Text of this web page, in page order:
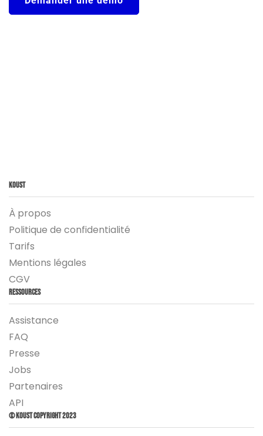
Koust
À propos
Politique de confidentialité
Tarifs
Mentions légales
CGV
Ressources
Assistance
FAQ
Presse
Jobs
Partenaires
API
© Koust Copyright 2023